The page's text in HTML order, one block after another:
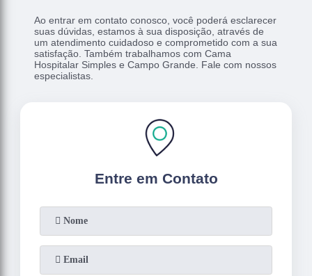
Ao entrar em contato conosco, você poderá esclarecer
suas dúvidas, estamos à sua disposição, através de
um atendimento cuidadoso e comprometido com a sua
satisfação. Também trabalhamos com Cama
Hospitalar Simples e Campo Grande. Fale com nossos
especialistas.
Entre em Contato